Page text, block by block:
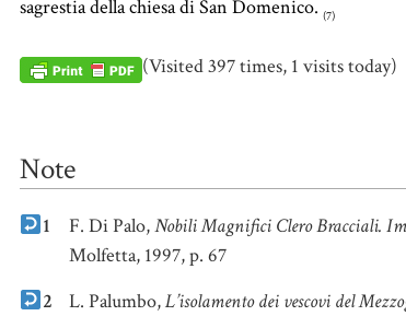
sagrestia della chiesa di San Domenico. (7)
(Visited 397 times, 1 visits today)
Note
1 F. Di Palo,Nobili Magnifici Clero Bracciali.
Molfetta, 1997, p. 67
2
L. Palumbo,L’isolamento dei vescovi del